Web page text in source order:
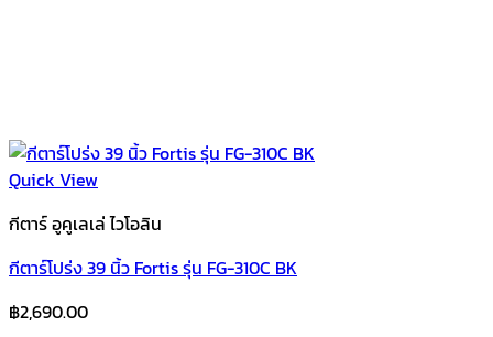
Quick View
กีตาร์ อูคูเลเล่ ไวโอลิน
กีตาร์โปร่ง 39 นิ้ว Fortis รุ่น FG-310C BK
฿2,690.00